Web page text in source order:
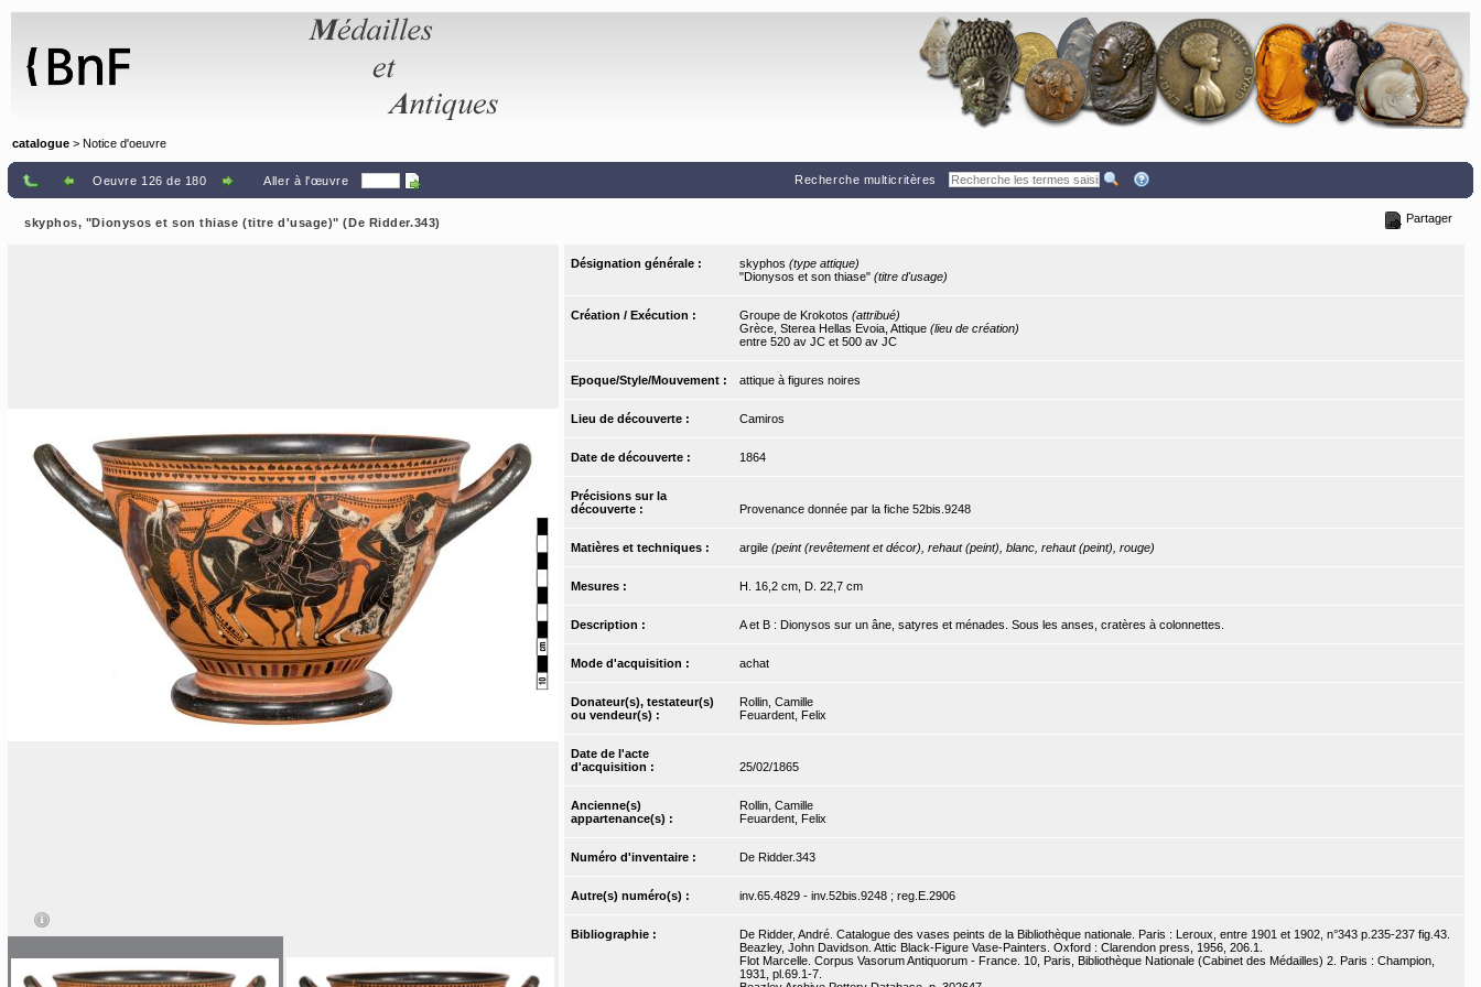
catalogue > Notice d'oeuvre
Oeuvre 126 de 180 Aller à l'œuvre Recherche multicritères
skyphos, "Dionysos et son thiase (titre d'usage)" (De Ridder.343) Partager
Désignation générale : skyphos (type attique)
"Dionysos et son thiase" (titre d'usage)
Création / Exécution : Groupe de Krokotos (attribué)
Grèce, Sterea Hellas Evoia, Attique (lieu de création)
entre 520 av JC et 500 av JC
Epoque/Style/Mouvement : attique à figures noires
Lieu de découverte : Camiros
Date de découverte : 1864
Précisions sur la
découverte :
Provenance donnée par la fiche 52bis.9248
Matières et techniques : argile (peint (revêtement et décor), rehaut (peint), blanc, rehaut (peint), rouge)
Mesures : H. 16,2 cm, D. 22,7 cm
Description : A et B : Dionysos sur un âne, satyres et ménades. Sous les anses, cratères à colonnettes.
Mode d'acquisition : achat
Donateur(s), testateur(s)
ou vendeur(s) :
Rollin, Camille
Feuardent, Felix
Date de l'acte
d'acquisition :
25/02/1865
Ancienne(s)
appartenance(s) :
Rollin, Camille
Feuardent, Felix
Numéro d'inventaire : De Ridder.343
Autre(s) numéro(s) : inv.65.4829 - inv.52bis.9248 ; reg.E.2906
Bibliographie :
De Ridder, André. Catalogue des vases peints de la Bibliothèque nationale. Paris : Leroux, entre 1901 et 1902, n°343 p.235-237 fig.43.
Beazley, John Davidson. Attic Black-Figure Vase-Painters. Oxford : Clarendon press, 1956, 206.1.
Flot Marcelle. Corpus Vasorum Antiquorum - France. 10, Paris, Bibliothèque Nationale (Cabinet des Médailles) 2. Paris : Champion,
1931, pl.69.1-7.